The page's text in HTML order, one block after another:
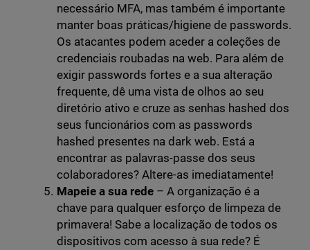
necessário MFA, mas também é importante
manter boas práticas/higiene de passwords.
Os atacantes podem aceder a coleções de
credenciais roubadas na web. Para além de
exigir passwords fortes e a sua alteração
frequente, dê uma vista de olhos ao seu
diretório ativo e cruze as senhas hashed dos
seus funcionários com as passwords
hashed presentes na dark web. Está a
encontrar as palavras-passe dos seus
colaboradores? Altere-as imediatamente!
Mapeie a sua rede– A organização é a
chave para qualquer esforço de limpeza de
primavera! Sabe a localização de todos os
dispositivos com acesso à sua rede? É